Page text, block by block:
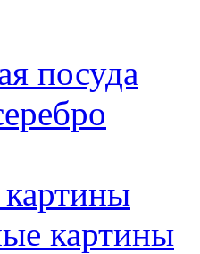
посуда
картины